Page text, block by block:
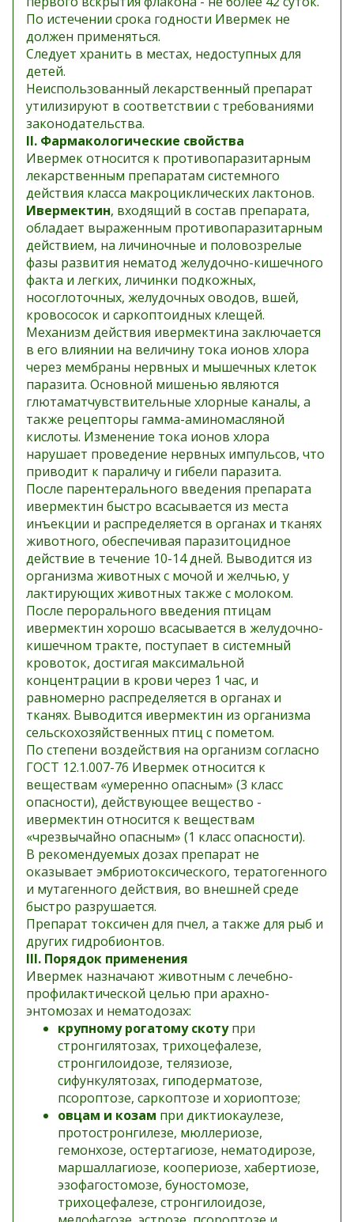
По истечении срока годности Ивермек не
должен применяться.
Следует хранить в местах, недоступных для
детей.
Неиспользованный лекарственный препарат
утилизируют в соответствии с требованиями
законодательства.
II. Фармакологические свойства
Ивермек относится к противопаразитарным
лекарственным препаратам системного
действия класса макроциклических лактонов.
Ивермектин, входящий в состав препарата,
обладает выраженным противопаразитарным
действием, на личиночные и половозрелые
фазы развития нематод желудочно-кишечного
факта и легких, личинки подкожных,
носоглоточных, желудочных оводов, вшей,
кровососок и саркоптоидных клещей.
Механизм действия ивермектина заключается
в его влиянии на величину тока ионов хлора
через мембраны нервных и мышечных клеток
паразита. Основной мишенью являются
глютаматчувствительные хлорные каналы, а
также рецепторы гамма-аминомасляной
кислоты. Изменение тока ионов хлора
нарушает проведение нервных импульсов, что
приводит к параличу и гибели паразита.
После парентерального введения препарата
ивермектин быстро всасывается из места
инъекции и распределяется в органах и тканях
животного, обеспечивая паразитоцидное
действие в течение 10-14 дней. Выводится из
организма животных с мочой и желчью, у
лактирующих животных также с молоком.
После перорального введения птицам
ивермектин хорошо всасывается в желудочно-
кишечном тракте, поступает в системный
кровоток, достигая максимальной
концентрации в крови через 1 час, и
равномерно распределяется в органах и
тканях. Выводится ивермектин из организма
сельскохозяйственных птиц с пометом.
По степени воздействия на организм согласно
ГОСТ 12.1.007-76 Ивермек относится к
веществам «умеренно опасным» (3 класс
опасности), действующее вещество -
ивермектин относится к веществам
«чрезвычайно опасным» (1 класс опасности).
В рекомендуемых дозах препарат не
оказывает эмбриотоксического, тератогенного
и мутагенного действия, во внешней среде
быстро разрушается.
Препарат токсичен для пчел, а также для рыб и
других гидробионтов.
III. Порядок применения
Ивермек назначают животным с лечебно-
профилактической целью при арахно-
энтомозах и нематодозах:
крупному рогатому скоту при
стронгилятозах, трихоцефалезе,
стронгилоидозе, телязиозе,
сифункулятозах, гиподерматозе,
псороптозе, саркоптозе и хориоптозе;
овцам и козам при диктиокаулезе,
протостронгилезе, мюллериозе,
гемонхозе, остертагиозе, нематодирозе,
маршаллагиозе, коопериозе, хабертиозе,
эзофагостомозе, буностомозе,
трихоцефалезе, стронгилоидозе,